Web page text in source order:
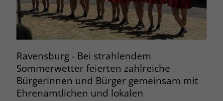
Ravensburg - Bei strahlendem
Sommerwetter feierten zahlreiche
Bürgerinnen und Bürger gemeinsam mit
Ehrenamtlichen und lokalen